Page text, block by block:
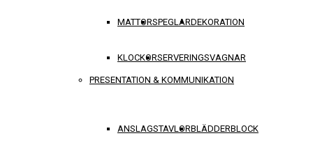
MATTORSPEGLARDEKORATION
KLOCKORSERVERINGSVAGNAR
PRESENTATION & KOMMUNIKATION
ANSLAGSTAVLORBLÄDDERBLOCK